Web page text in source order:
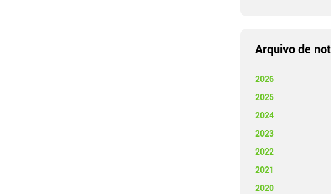
Arquivo de
2026
2025
2024
2023
2022
2021
2020